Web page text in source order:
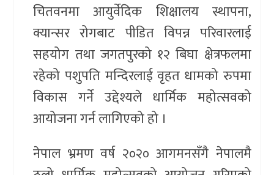
चितवनमा आयुर्वेदिक शिक्षालय स्थापना,
क्यान्सर रोगबाट पीडित विपन्न परिवारलाई
सहयोग तथा जगतपुरको १२ बिघा क्षेत्रफलमा
रहेको पशुपति मन्दिरलाई वृहत धामको रुपमा
विकास गर्ने उद्देश्यले धार्मिक महोत्सवको
आयोजना गर्न लागिएको हो ।
नेपाल भ्रमण वर्ष २०२० आगमनसँगै नेपालमै